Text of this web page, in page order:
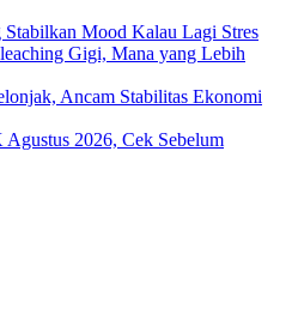
Mood Kalau Lagi Stres
Gigi, Mana yang Lebih
Ancam Stabilitas Ekonomi
2026, Cek Sebelum